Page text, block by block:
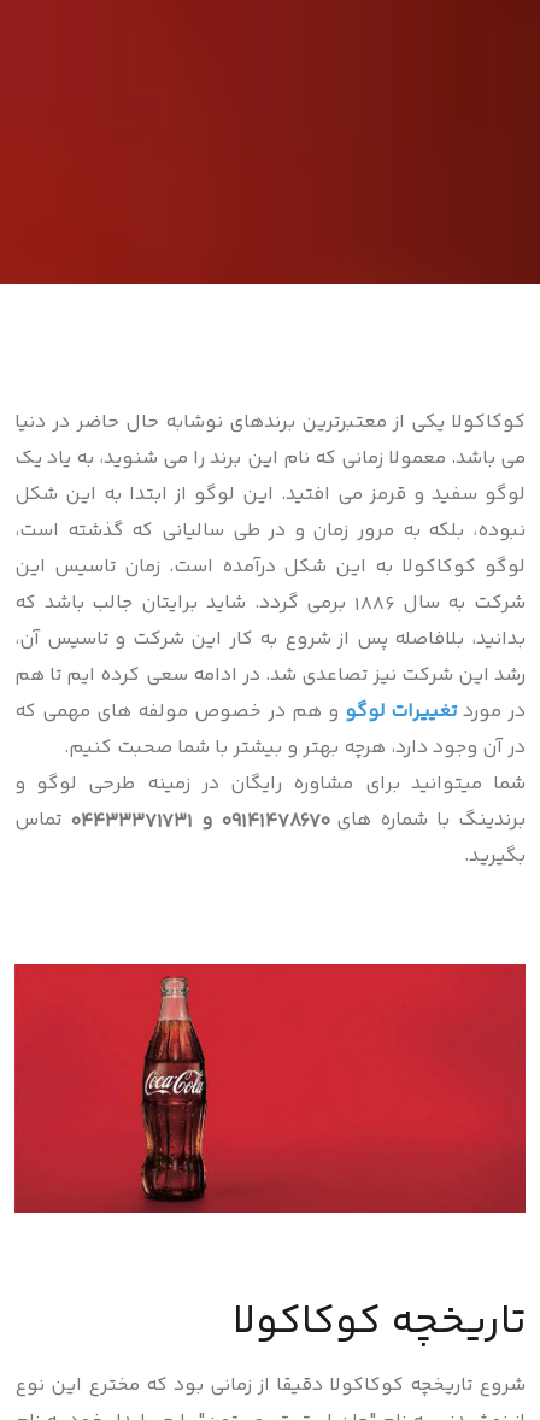
کوکاکولا یکی از معتبرترین برندهای نوشابه حال حاضر در دنیا
می باشد. معمولا زمانی که نام این برند را می شنوید، به یاد یک
لوگو سفید و قرمز می افتید. این لوگو از ابتدا به این شکل
نبوده، بلکه به مرور زمان و در طی سالیانی که گذشته است،
لوگو کوکاکولا به این شکل درآمده است. زمان تاسیس این
شرکت به سال 1886 برمی گردد. شاید برایتان جالب باشد که
بدانید، بلافاصله پس از شروع به کار این شرکت و تاسیس آن،
رشد این شرکت نیز تصاعدی شد. در ادامه سعی کرده ایم تا هم
در موردتغییرات لوگو و هم در خصوص مولفه های مهمی که
در آن وجود دارد، هرچه بهتر و بیشتر با شما صحبت کنیم.
شما میتوانید برای مشاوره رایگان در زمینه طرحی لوگو و
برندینگ با شماره های09141478670 و 04433371731
تماس
بگیرید.
تاریخچه کوکاکولا
شروع تاریخچه کوکاکولا دقیقا از زمانی بود که مخترع این نوع